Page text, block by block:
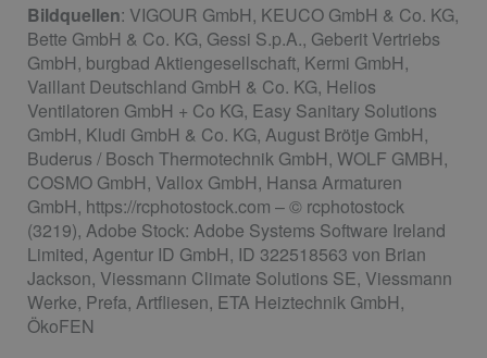
Bildquellen: VIGOUR GmbH, KEUCO GmbH & Co. KG,
Bette GmbH & Co. KG, Gessi S.p.A., Geberit Vertriebs
GmbH, burgbad Aktiengesellschaft, Kermi GmbH,
Vaillant Deutschland GmbH & Co. KG, Helios
Ventilatoren GmbH + Co KG, Easy Sanitary Solutions
GmbH, Kludi GmbH & Co. KG, August Brötje GmbH,
Buderus / Bosch Thermotechnik GmbH, WOLF GMBH,
COSMO GmbH, Vallox GmbH, Hansa Armaturen
GmbH, https://rcphotostock.com – © rcphotostock
(3219), Adobe Stock: Adobe Systems Software Ireland
Limited, Agentur ID GmbH, ID 322518563 von Brian
Jackson, Viessmann Climate Solutions SE, Viessmann
Werke, Prefa, Artfliesen, ETA Heiztechnik GmbH,
ÖkoFEN